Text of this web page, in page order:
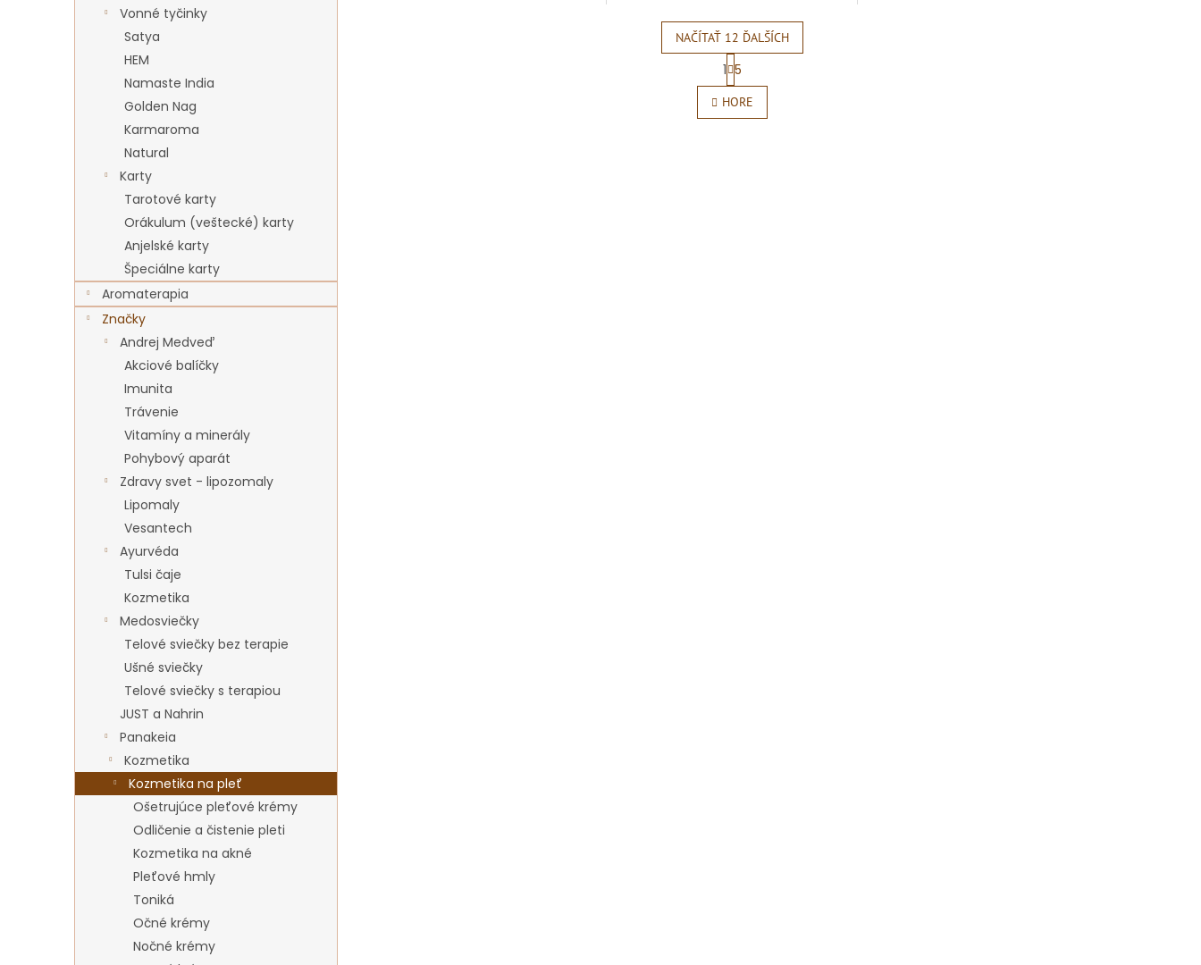
Vonné tyčinky
Satya
HEM
Namaste India
Golden Nag
Karmaroma
Natural
Karty
Tarotové karty
Orákulum (veštecké) karty
Anjelské karty
Špeciálne karty
Aromaterapia
Značky
Andrej Medveď
Akciové balíčky
Imunita
Trávenie
Vitamíny a minerály
Pohybový aparát
Zdravy svet - lipozomaly
Lipomaly
Vesantech
Ayurvéda
Tulsi čaje
Kozmetika
Medosviečky
Telové sviečky bez terapie
Ušné sviečky
Telové sviečky s terapiou
JUST a Nahrin
Panakeia
Kozmetika
Kozmetika na pleť
Ošetrujúce pleťové krémy
Odličenie a čistenie pleti
Kozmetika na akné
Pleťové hmly
Toniká
Očné krémy
Nočné krémy
O
v
l
NAČÍTAŤ 12 ĎALŠÍCH
S
t
r
á
n
1 5
HORE